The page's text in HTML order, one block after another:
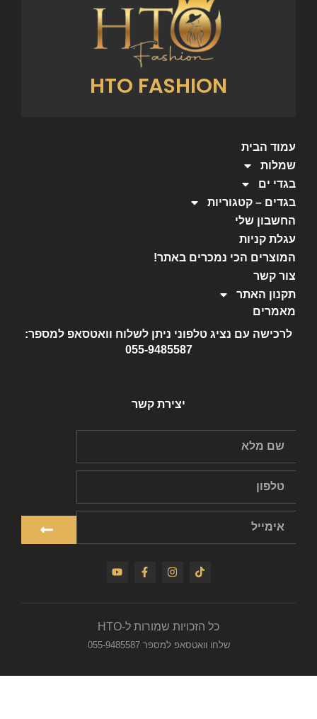
HTO FASHION
עמוד הבית
שמלות
בגדי ים
בגדים – קטגוריות
החשבון שלי
עגלת קניות
המוצרים הכי נמכרים באתר!
צור קשר
תקנון האתר
מאמרים
לרכישה עם נציג טלפוני ניתן לשלוח וואטסאפ למספר:
055-9485587
יצירת קשר
כל הזכויות שמורות ל-HTO
שלחו וואטסאפ למספר 055-9485587